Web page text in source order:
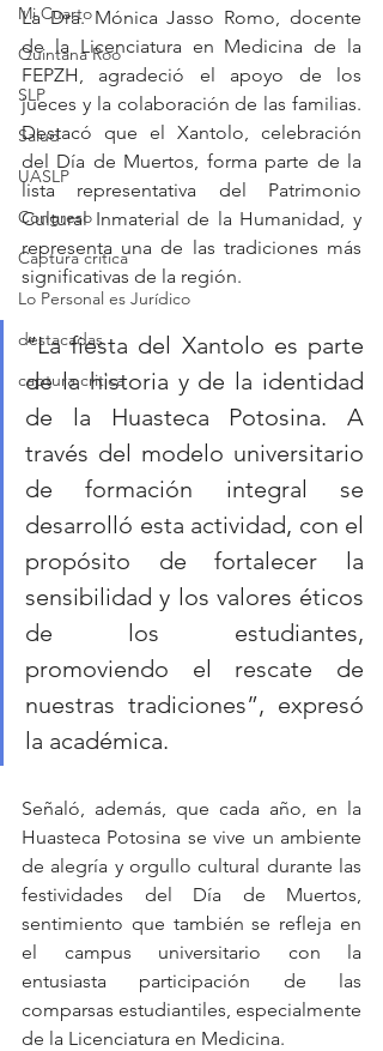
Mi Cuarto
Quintana Roo
SLP
Salud
UASLP
Congreso
Captura critica
Lo Personal es Jurídico
destacadas
captura critica
La Dra. Mónica Jasso Romo, docente
de la Licenciatura en Medicina de la
FEPZH, agradeció el apoyo de los
jueces y la colaboración de las familias.
Destacó que el Xantolo, celebración
del Día de Muertos, forma parte de la
lista representativa del Patrimonio
Cultural Inmaterial de la Humanidad, y
representa una de las tradiciones más
significativas de la región.
“La fiesta del Xantolo es parte
de la historia y de la identidad
de la Huasteca Potosina. A
través del modelo universitario
de formación integral se
desarrolló esta actividad, con el
propósito de fortalecer la
sensibilidad y los valores éticos
de los estudiantes,
promoviendo el rescate de
nuestras tradiciones”, expresó
la académica.
Señaló, además, que cada año, en la
Huasteca Potosina se vive un ambiente
de alegría y orgullo cultural durante las
festividades del Día de Muertos,
sentimiento que también se refleja en
el campus universitario con la
entusiasta participación de las
comparsas estudiantiles, especialmente
de la Licenciatura en Medicina.